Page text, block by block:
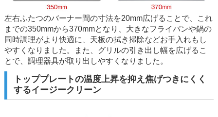
左右ふたつのバーナー間の寸法を20mm広げることで、これ
までの350mmから370mmとなり、大きなフライパンや鍋の
同時調理がより快適に、天板の拭き掃除などお手入れもし
やすくなりました。また、グリルの引き出し幅を広げるこ
とで、調理器具が取り出しやすくなりました。
トッププレートの温度上昇を抑え焦げつきにくく
するイージークリーン